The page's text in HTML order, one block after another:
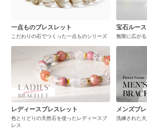
一点ものブレスレット
こだわりの石でつくった一点ものシリーズ
宝石ルー
無限に広が
レディースブレスレット
色とりどりの天然石を使ったレディースブ
レス
メンズブ
洗練された